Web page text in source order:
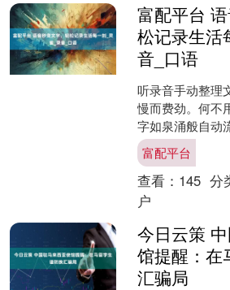
富配平台
松记录生活
音_口语
听录音手动整理
慢而费劲。何不
字如泉涌般自动
轻松享受“躺赢”
文字 灵雀录....
富配平台
查看： 145 分
户
今日云策
馆提醒：在
汇骗局